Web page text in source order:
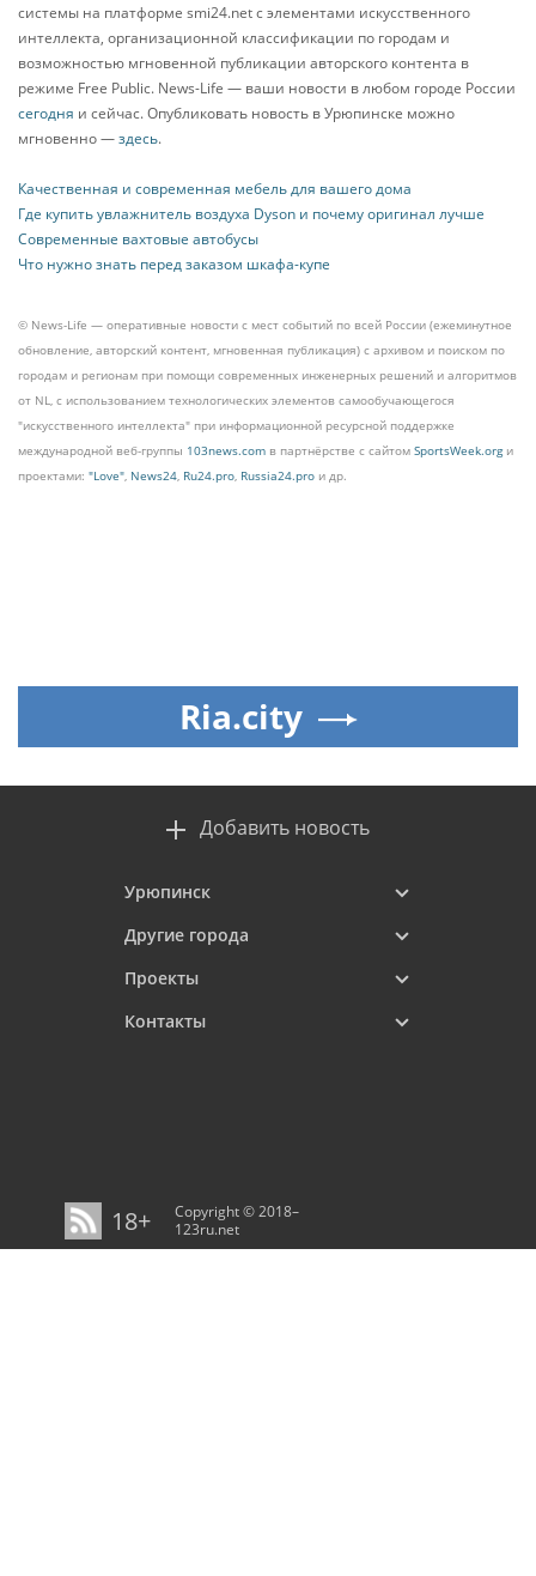
системы на платформе smi24.net с элементами искусственного
интеллекта, организационной классификации по городам и
возможностью мгновенной публикации авторского контента в
режиме Free Public. News-Life — ваши новости в любом городе России
сегодня и сейчас. Опубликовать новость в Урюпинске можно
мгновенно —здесь.
Качественная и современная мебель для вашего дома
Где купить увлажнитель воздуха Dyson и почему оригинал лучше
Современные вахтовые автобусы
Что нужно знать перед заказом шкафа-купе
© News-Life — оперативные новости с мест событий по всей России (ежеминутное
обновление, авторский контент, мгновенная публикация) с архивом и поиском по
городам и регионам при помощи современных инженерных решений и алгоритмов
от NL, с использованием технологических элементов самообучающегося
"искусственного интеллекта" при информационной ресурсной поддержке
международной веб-группы 103news.com в партнёрстве с сайтом SportsWeek.orgи
проектами: "Love" News24 Ru24.pro Russia24.pro и др.
Ria.city
Добавить новость
Урюпинск
Другие города
Проекты
Контакты
18+
Copyright © 2018–
123ru.net